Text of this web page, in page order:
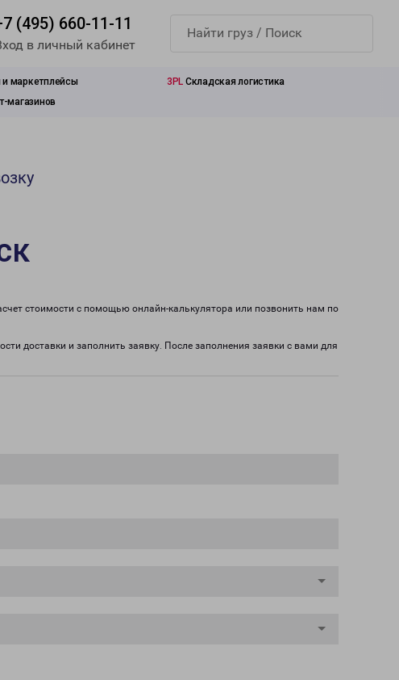
(495) 660-11-11
в личный кабинет
и маркетплейсы 3PL Складская логистика
магазинов
стоимости с помощью онлайн-калькулятора или позвонить нам по
доставки и заполнить заявку. После заполнения заявки с вами для